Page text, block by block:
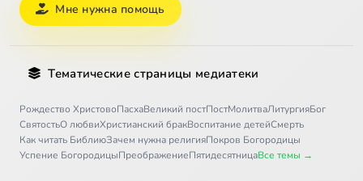
Мне нужна помощь
Тематические страницы медиатеки
Рождество ХристовоПасхаВеликий постПостМолитваЛитургияБог
СвятостьО любвиХристианский бракВоспитание детейСмерть
Как читать БиблиюЗачем нужна религияПокров Богородицы
Успение БогородицыПреображениеПятидесятницаВсе темы →